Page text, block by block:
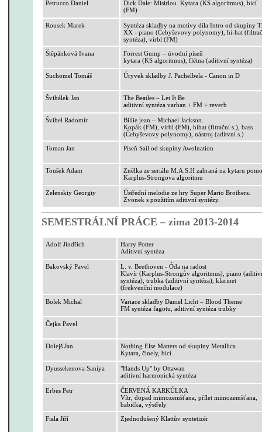
Petrucco Daniel Dick Dale:Misirlou . Kytara (KS algoritmus), bicí
(FM)
Rousek Marek Syntéza skladby na motivy díla Intro od skupiny
XX - piano (Čebyševovy polynomy),hi-hat
syntéza), virbl (FM)
Štěpánková Ivana
Forrest Gump – úvodní píseň
kytara (KS algoritmus), flétna (aditivní syntéza)
Suchomel Tomáš Úryvek skladby J.Pachelbela - Canon in D
Švihálek Jan The Beatles – LetIt Be
aditivní syntéza varhan + FM +reverb
Švihel Radomír Billie jean – Michael Jackson.
Kopák (FM), virbl (FM),hihat (fitrační s.), bass
(Čebyševovy polynomy), nástroj (aditvní s.)
Toman Jan
PíseňSail od skupiny Awolnation
Toušek Adam Znělka ze seriáluM.A.S.H zahraná na kytaru
Karplus-Strongova algoritmu
Zelenskiy Georgiy Ústřední melodie ze hry Super MarioBrothers
Zvonek s použitím aditivní syntézy.
SEMESTRÁLNÍ PRÁCE – zima 2013-2014
Adolf Jindřich Harry Potter
Aditivní syntéza
Bakovský Pavel
L. v. Beethoven - Óda na radost
Klavír (Karplus-Strongův algoritmus), piano
syntéza), trubka (aditivní syntéza), klarinet
(frekvenční modulace)
Bolek Michal
Variace skladby DanielLicht –Blood Theme
FM syntéza fagotu, aditivní syntéza trubky
Čejka Pavel
Dolejš Jan Nothing ElseMatters od skupinyMetallica
Kytara, činely, bicí
Dyussekenova Saniya "Hands Up" by Ottawan
aditivní harmonická syntéza
Erbes Petr
ČERVENÁ KARKŮLKA
Vítr, dopad mimozemšťana, přílet mimozemšťana,
babička, výstřely
Fiala Jiří
ZjednodušenýKlattův syntetizér